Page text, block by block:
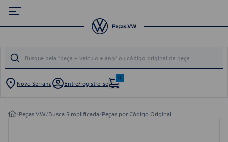
Nova Serrana Entre/registre-se
0
/Peças VW/Busca Simplificada/Peças por Código Original